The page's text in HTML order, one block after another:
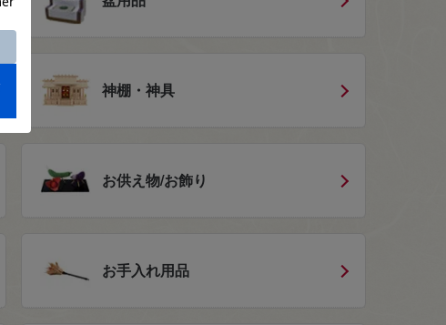
神棚・神具
お供え物/お飾り
お手入れ用品